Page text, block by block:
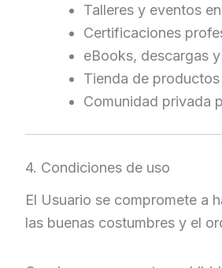
Talleres y eventos
Certificaciones
eBooks, descargas
Tienda de
Comunidad privada
4. Condiciones de uso
El Usuario se compromete a
las buenas costumbres y el